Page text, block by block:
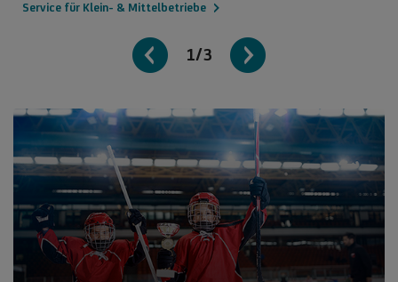
Service für Klein- & Mittelbetriebe
1/3